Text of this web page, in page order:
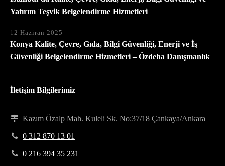
Yatırım Teşvik Belgelendirme Hizmetleri
12 Haziran 2025
Konya Kalite, Çevre, Gıda, Bilgi Güvenliği, Enerji ve İş
Güvenliği Belgelendirme Hizmetleri – Özdeha Danışmanlık
İletişim Bilgilerimiz
Kazım Özalp Mah. Kuleli Sk. No:37/18 Çankaya/Ankara
0 312 870 13 01
0 216 394 35 231